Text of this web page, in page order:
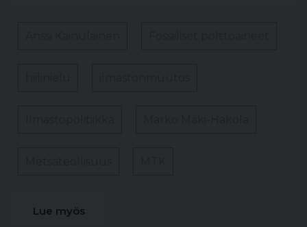
Lue myös